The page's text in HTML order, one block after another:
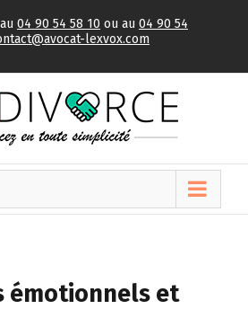
04 90 54 58 10 ou au 04 90 54
lexvox.com
émotionnels et